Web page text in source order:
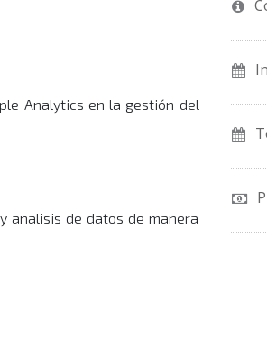
Analytics en la gestión del
analisis de datos de manera